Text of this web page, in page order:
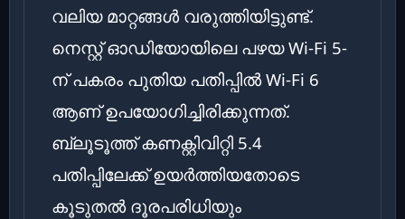
വലിയ മാറ്റങ്ങൾ വരുത്തിയിട്ടുണ്ട്.
നെസ്റ്റ് ഓഡിയോയിലെ പഴയ Wi-Fi 5-
ന് പകരം പുതിയ പതിപ്പിൽ Wi-Fi 6
ആണ് ഉപയോഗിച്ചിരിക്കുന്നത്.
ബ്ലൂടൂത്ത് കണക്റ്റിവിറ്റി 5.4
പതിപ്പിലേക്ക് ഉയർത്തിയതോടെ
കൂടുതൽ ദൂരപരിധിയും